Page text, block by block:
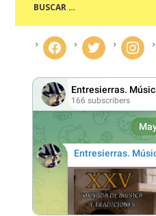
facebook twitter instagram